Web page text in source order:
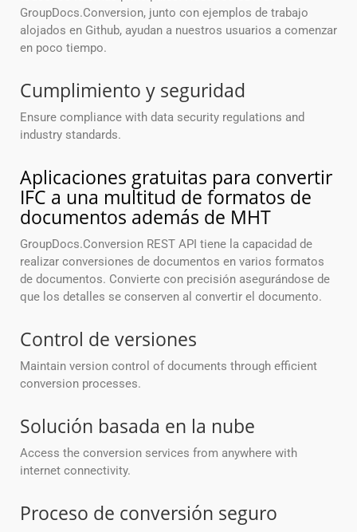
GroupDocs.Conversion, junto con ejemplos de trabajo
alojados en Github, ayudan a nuestros usuarios a comenzar
en poco tiempo.
Cumplimiento y seguridad
Ensure compliance with data security regulations and
industry standards.
Aplicaciones gratuitas para convertir
IFC a una multitud de formatos de
documentos además de MHT
GroupDocs.Conversion REST API tiene la capacidad de
realizar conversiones de documentos en varios formatos
de documentos. Convierte con precisión asegurándose de
que los detalles se conserven al convertir el documento.
Control de versiones
Maintain version control of documents through efficient
conversion processes.
Solución basada en la nube
Access the conversion services from anywhere with
internet connectivity.
Proceso de conversión seguro